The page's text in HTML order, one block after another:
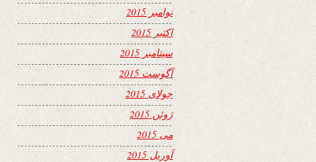
نوامبر 2015
اکتبر 2015
سپتامبر 2015
آگوست 2015
جولای 2015
ژوئن 2015
می 2015
آوریل 2015